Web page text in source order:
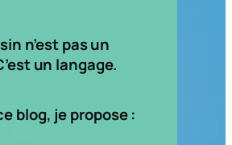
n’est pas un
un langage.
blog, je propose :